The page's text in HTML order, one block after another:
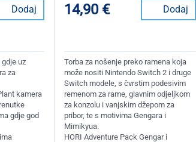
Dodaj
gdje uz
za
kamera
gdje god
14,90 € Dodaj
Torba za nošenje preko ramena koja
može nositi Nintendo Switch 2 i druge
Switch modele, s čvrstim podesivim
remenom za rame, glavnim odjeljkom
za konzolu i vanjskim džepom za
pribor, te s motivima Gengara i
Mimikyua.
HORI Adventure Pack Gengar i